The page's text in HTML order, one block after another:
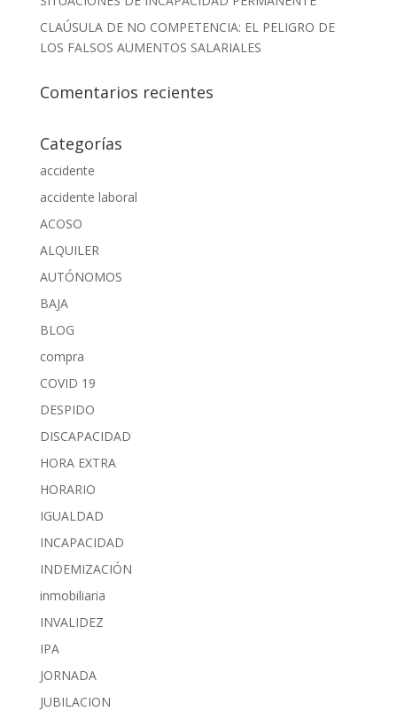
CLAÚSULA DE NO COMPETENCIA: EL PELIGRO DE
LOS FALSOS AUMENTOS SALARIALES
Comentarios recientes
Categorías
accidente
accidente laboral
ACOSO
ALQUILER
AUTÓNOMOS
BAJA
BLOG
compra
COVID 19
DESPIDO
DISCAPACIDAD
HORA EXTRA
HORARIO
IGUALDAD
INCAPACIDAD
INDEMIZACIÓN
inmobiliaria
INVALIDEZ
IPA
JORNADA
JUBILACION